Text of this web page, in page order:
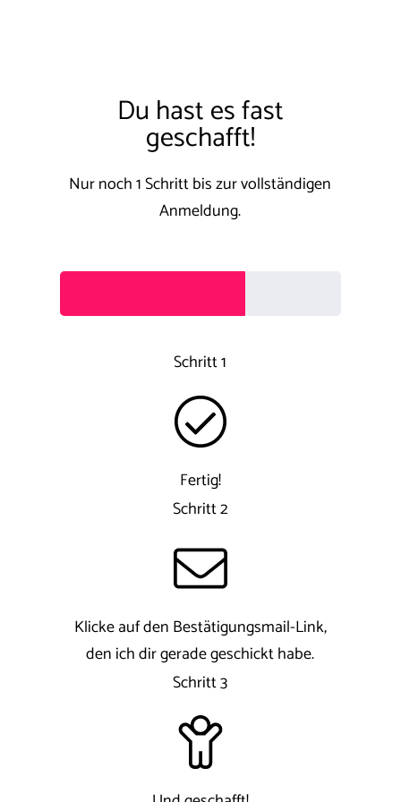
Du hast es fast
geschafft!
Nur noch 1 Schritt bis zur vollständigen
Anmeldung.
Schritt 1
Fertig!
Schritt 2
Klicke auf den Bestätigungsmail-Link,
den ich dir gerade geschickt habe.
Schritt 3